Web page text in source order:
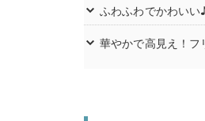
ふわふわでかわい
華やかで高見え！フ